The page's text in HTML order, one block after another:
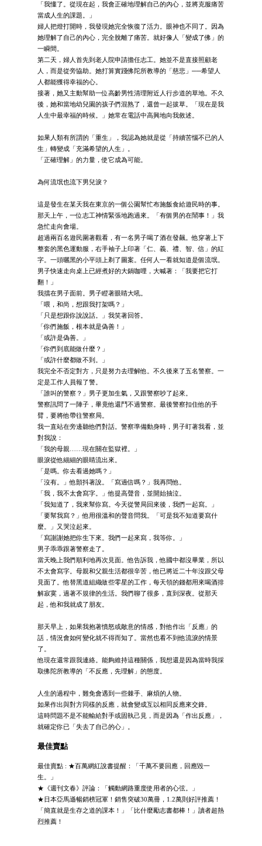
「我懂了。從現在起，我會正確地理解自己的內心，並將克服痛苦
當成人生的課題。」
婦人把燈打開時，我發現她完全恢復了活力。眼神也不同了。因為
她理解了自己的內心，完全脫離了痛苦。就好像人「變成了佛」的
一瞬間。
第二天，婦人首先到老人院申請擔任志工。她並不是直接照顧老
人，而是從旁協助。她打算實踐佛陀所教導的「慈悲」──希望人
人都能獲得幸福的心。
接著，她又主動幫助一位高齡男性清理附近人行步道的草地。不久
後，她和當地幼兒園的孩子們混熟了，還曾一起拔草。「現在是我
人生中最幸福的時候。」她常在電話中高興地向我敘述。
如果人類有所謂的「重生」，我認為她就是從「持續苦惱不已的人
生」轉變成「充滿希望的人生」。
「正確理解」的力量，使它成為可能。
為何流氓也流下男兒淚？
這是發生在某天我在東京的一個公園幫忙布施飯食給遊民時的事。
那天上午，一位志工神情緊張地跑過來。「有個男的在鬧事！」我
急忙走向會場。
超過兩百名遊民圍著觀看，有一名男子喝了酒在發飆。他穿著上下
整套的黑色運動服，右手袖子上印著「仁、義、禮、智、信」的紅
字。一頭曬黑的小平頭上剃了圖案。任何人一看就知道是個流氓。
男子快速走向桌上已經煮好的大鍋咖哩，大喊著：「我要把它打
翻！」
我擋在男子面前。男子瞪著眼睛大吼。
「喂，和尚，想跟我打架嗎？」
「只是想跟你說說話。」我笑著回答。
「你們施飯，根本就是偽善！」
「或許是偽善。」
「你們到底能做什麼？」
「或許什麼都做不到。」
我完全不否定對方，只是努力去理解他。不久後來了五名警察。一
定是工作人員報了警。
「誰叫的警察？」男子更加生氣，又跟警察吵了起來。
警察訊問了一陣子，畢竟他還鬥不過警察。最後警察扣住他的手
臂，要將他帶往警察局。
我一直站在旁邊聽他們對話。警察準備動身時，男子盯著我看，並
對我說：
「我的母親……現在關在監獄裡。」
眼淚從他細細的眼睛流出來。
「是嗎。你去看過她嗎？」
「沒有。」他顫抖著說。「寫過信嗎？」我再問他。
「我，我不太會寫字。」他提高聲音，並開始抽泣。
「我知道了，我來幫你寫。今天從警局回來後，我們一起寫。」
「要幫我寫？」他用很溫和的聲音問我。「可是我不知道要寫什
麼。」又哭泣起來。
「寫謝謝她把你生下來。我們一起來寫，我等你。」
男子乖乖跟著警察走了。
當天晚上我們順利地再次見面。他告訴我，他國中都沒畢業，所以
不太會寫字。母親和父親生活都很辛苦，他已將近二十年沒跟父母
見面了。他替黑道組織做些零星的工作，每天領的錢都用來喝酒排
解寂寞，過著不規律的生活。我們聊了很多，直到深夜。從那天
起，他和我就成了朋友。
那天早上，如果我抱著憤怒或敵意的情感，對他作出「反應」的
話，情況會如何變化就不得而知了。當然也看不到他流淚的情景
了。
他現在還常跟我連絡。能夠維持這種關係，我想還是因為當時我採
取佛陀所教導的「不反應，先理解」的態度。
人生的過程中，難免會遇到一些棘手、麻煩的人物。
如果作出與對方同樣的反應，就會變成互以相同反應來交鋒。
這時問題不是不能輸給對手或固執己見，而是因為「作出反應」，
就確定你已「失去了自己的心」。
最佳賣點
最佳賣點 : ★百萬網紅說書提醒：「千萬不要回應，回應毀一
生。」
★《週刊文春》評論：「觸動網路重度使用者的心弦。」
★日本亞馬遜暢銷榜冠軍！銷售突破30萬冊，1.2萬則好評推薦！
「簡直就是生存之道的課本！」「比什麼勵志書都棒！」讀者超熱
烈推薦！